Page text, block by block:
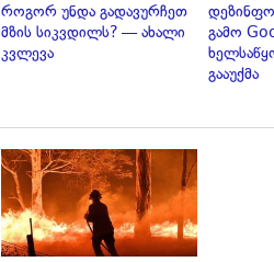
როგორ უნდა გადავურჩეთ
მზის სიკვდილს? — ახალი
კვლევა
გამო
გააუქმა